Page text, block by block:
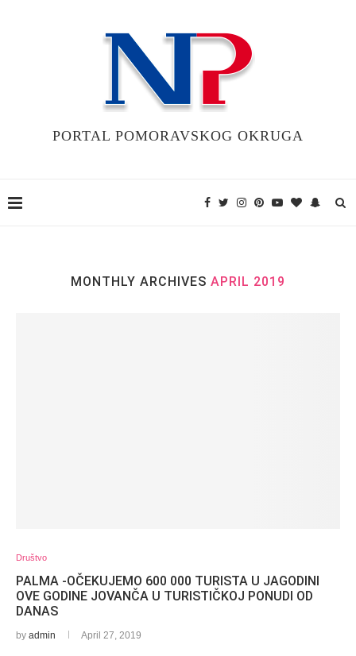
PORTAL POMORAVSKOG OKRUGA
MONTHLY ARCHIVES APRIL 2019
Društvo
PALMA -OČEKUJEMO 600 000 TURISTA U JAGODINI
OVE GODINE JOVANČA U TURISTIČKOJ PONUDI OD
DANAS
by admin April 27, 2019